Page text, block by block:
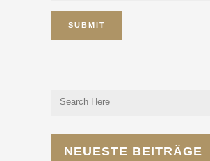
NEUESTE BEITRÄGE